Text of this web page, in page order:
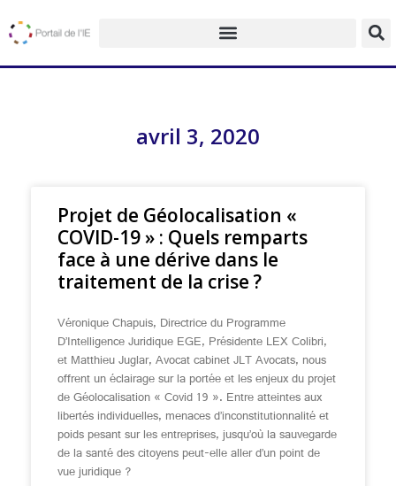
avril 3, 2020
Projet de Géolocalisation «
COVID-19 » : Quels remparts
face à une dérive dans le
traitement de la crise ?
Véronique Chapuis, Directrice du Programme
D’Intelligence Juridique EGE, Présidente LEX Colibri,
et Matthieu Juglar, Avocat cabinet JLT Avocats, nous
offrent un éclairage sur la portée et les enjeux du projet
de Géolocalisation « Covid 19 ». Entre atteintes aux
libertés individuelles, menaces d’inconstitutionnalité et
poids pesant sur les entreprises, jusqu’où la sauvegarde
de la santé des citoyens peut-elle aller d’un point de
vue juridique ?